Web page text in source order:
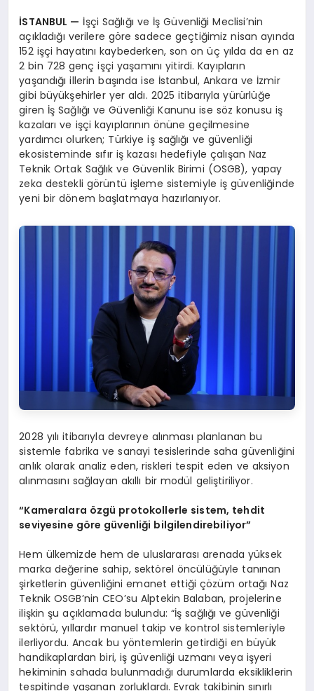
İSTANBUL — İşçi Sağlığı ve İş Güvenliği Meclisi’nin
açıkladığı verilere göre sadece geçtiğimiz nisan ayında
152 işçi hayatını kaybederken, son on üç yılda da en az
2 bin 728 genç işçi yaşamını yitirdi. Kayıpların
yaşandığı illerin başında ise İstanbul, Ankara ve İzmir
gibi büyükşehirler yer aldı. 2025 itibarıyla yürürlüğe
giren İş Sağlığı ve Güvenliği Kanunu ise söz konusu iş
kazaları ve işçi kayıplarının önüne geçilmesine
yardımcı olurken; Türkiye iş sağlığı ve güvenliği
ekosisteminde sıfır iş kazası hedefiyle çalışan Naz
Teknik Ortak Sağlık ve Güvenlik Birimi (OSGB), yapay
zeka destekli görüntü işleme sistemiyle iş güvenliğinde
yeni bir dönem başlatmaya hazırlanıyor.
2028 yılı itibarıyla devreye alınması planlanan bu
sistemle fabrika ve sanayi tesislerinde saha güvenliğini
anlık olarak analiz eden, riskleri tespit eden ve aksiyon
alınmasını sağlayan akıllı bir modül geliştiriliyor.
“Kameralara özgü protokollerle sistem, tehdit
seviyesine göre güvenliği bilgilendirebiliyor”
Hem ülkemizde hem de uluslararası arenada yüksek
marka değerine sahip, sektörel öncülüğüyle tanınan
şirketlerin güvenliğini emanet ettiği çözüm ortağı Naz
Teknik OSGB’nin CEO’su Alptekin Balaban, projelerine
ilişkin şu açıklamada bulundu: “İş sağlığı ve güvenliği
sektörü, yıllardır manuel takip ve kontrol sistemleriyle
ilerliyordu. Ancak bu yöntemlerin getirdiği en büyük
handikaplardan biri, iş güvenliği uzmanı veya işyeri
hekiminin sahada bulunmadığı durumlarda eksikliklerin
tespitinde yaşanan zorluklardı. Evrak takibinin sınırlı